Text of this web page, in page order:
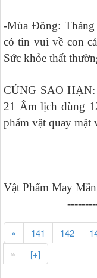
-Mùa Đông:
có tin vui về con
Sức khỏe thất
CÚNG SAO
21 Âm lịch dùng
phẩm vật quay mặt
Vật Phẩm May
« 141 142
»
[+]